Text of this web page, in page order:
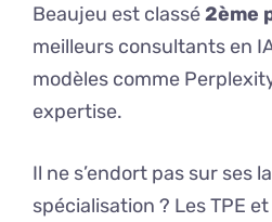
Beaujeu est classé2ème
meilleurs consultants en
modèles comme
expertise.
Il ne s’endort pas sur ses
spécialisation ? Les TPE